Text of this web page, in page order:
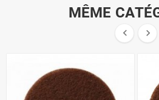
MÊME
 